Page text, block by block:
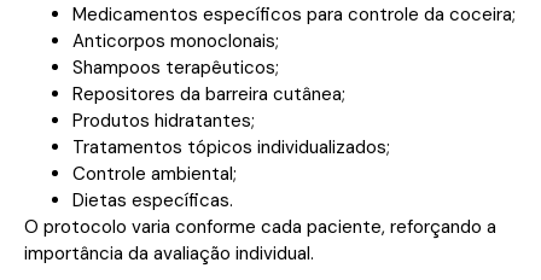
Medicamentos específicos para controle da coceira;
Anticorpos monoclonais;
Shampoos terapêuticos;
Repositores da barreira cutânea;
Produtos hidratantes;
Tratamentos tópicos individualizados;
Controle ambiental;
Dietas específicas.
O protocolo varia conforme cada paciente, reforçando a
importância da avaliação individual.